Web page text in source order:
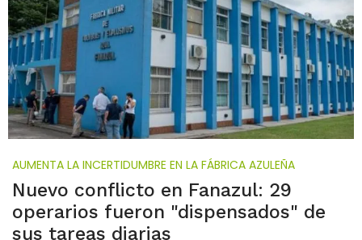
AUMENTA LA INCERTIDUMBRE EN LA FÁBRICA AZULEÑA
Nuevo conflicto en Fanazul: 29
operarios fueron "dispensados" de
sus tareas diarias